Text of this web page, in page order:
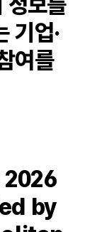
기업·
여를
by